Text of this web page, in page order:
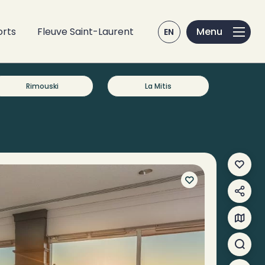
Fleuve Saint-Laurent EN
Mes
Carte
Rimouski La Mitis